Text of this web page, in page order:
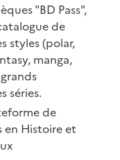
"BD Pass",
de
styles (polar,
manga,
séries.
de
en Histoire et